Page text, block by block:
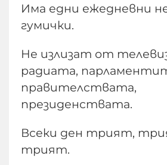
Има едни ежедневни
гумички.
Не излизат от
радиата,
правителствата,
президенствата.
Всеки ден трият,
трият.